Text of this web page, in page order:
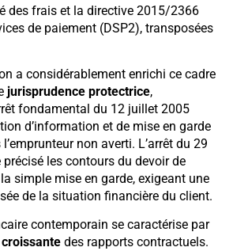
des frais et la directive 2015/2366
de paiement (DSP2), transposées
a considérablement enrichi ce cadre
jurisprudence protectrice,
fondamental du 12 juillet 2005
d’information et de mise en garde
non averti. L’arrêt du 29
les contours du devoir de
simple mise en garde, exigeant une
de la situation financière du client.
contemporain se caractérise par
des rapports contractuels.